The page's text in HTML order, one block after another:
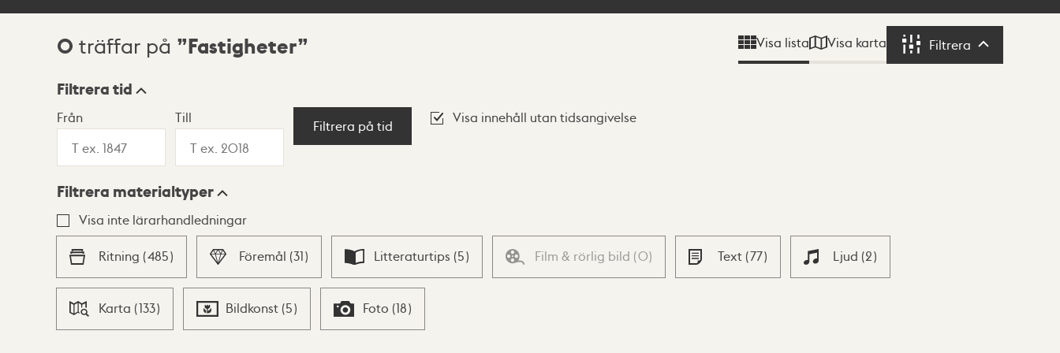
Sökresultat
0 träffar på Fastigheter Visa lista Visa karta Filtrera Filtrera
Visningsläge
Lista Karta
Filtrera tid
Från Till
Filtrera på tid
Visa innehåll utan tidsangivelse
Filtrera materialtyper
Visa inte lärarhandledningar
Ritning (485) Föremål (31) Litteraturtips (5) Film & rörlig bild (0) Text (77) Ljud (2)
Karta (133) Bildkonst (5) Foto (18)